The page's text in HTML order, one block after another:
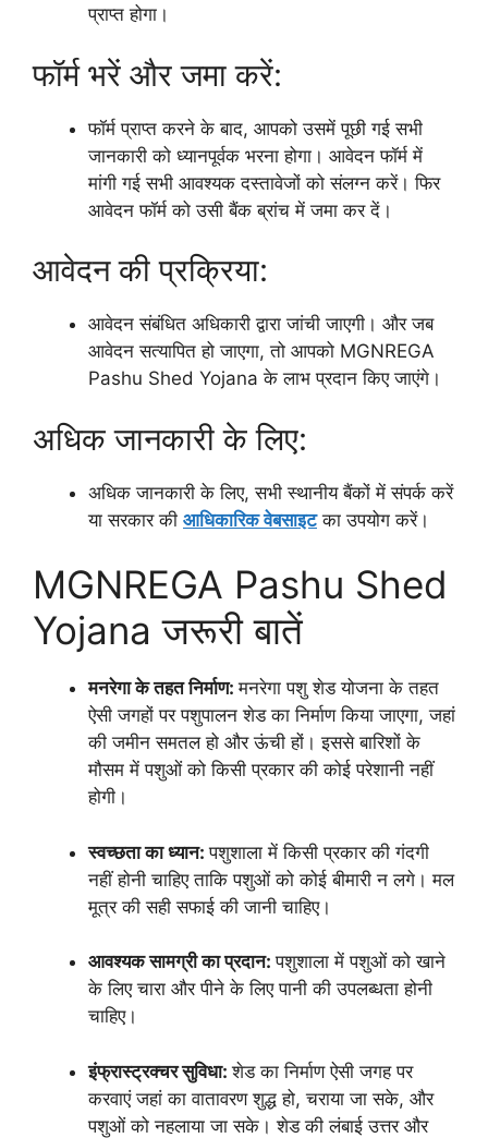
प्राप्त होगा।
फॉर्म भरें और जमा करें:
फॉर्म प्राप्त करने के बाद, आपको उसमें पूछी गई सभी
जानकारी को ध्यानपूर्वक भरना होगा। आवेदन फॉर्म में
मांगी गई सभी आवश्यक दस्तावेजों को संलग्न करें। फिर
आवेदन फॉर्म को उसी बैंक ब्रांच में जमा कर दें।
आवेदन की प्रक्रिया:
आवेदन संबंधित अधिकारी द्वारा जांची जाएगी। और जब
आवेदन सत्यापित हो जाएगा, तो आपको MGNREGA
Pashu Shed Yojana के लाभ प्रदान किए जाएंगे।
अधिक जानकारी के लिए:
अधिक जानकारी के लिए, सभी स्थानीय बैंकों में संपर्क करें
या सरकार की आधिकारिक वेबसाइटका उपयोग करें।
MGNREGA Pashu Shed
Yojana जरूरी बातें
मनरेगा के तहत निर्माण:मनरेगा पशु शेड योजना के तहत
ऐसी जगहों पर पशुपालन शेड का निर्माण किया जाएगा, जहां
की जमीन समतल हो और ऊंची हों। इससे बारिशों के
मौसम में पशुओं को किसी प्रकार की कोई परेशानी नहीं
होगी।
स्वच्छता का ध्यान:पशुशाला में किसी प्रकार की गंदगी
नहीं होनी चाहिए ताकि पशुओं को कोई बीमारी न लगे। मल
मूत्र की सही सफाई की जानी चाहिए।
आवश्यक सामग्री का प्रदान:पशुशाला में पशुओं को खाने
के लिए चारा और पीने के लिए पानी की उपलब्धता होनी
चाहिए।
इंफ्रास्ट्रक्चर सुविधा:शेड का निर्माण ऐसी जगह पर
करवाएं जहां का वातावरण शुद्ध हो, चराया जा सके, और
पशुओं को नहलाया जा सके। शेड की लंबाई उत्तर और